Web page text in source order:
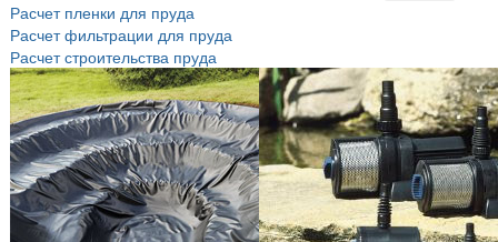
Расчет пленки для пруда
Расчет фильтрации для пруда
Расчет строительства пруда